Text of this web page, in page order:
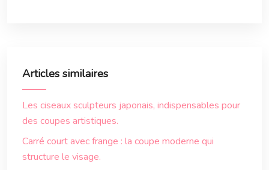
Articles similaires
Les ciseaux sculpteurs japonais, indispensables pour
des coupes artistiques.
Carré court avec frange : la coupe moderne qui
structure le visage.